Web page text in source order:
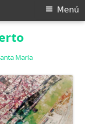
María
Menú